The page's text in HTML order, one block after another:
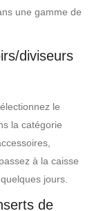
une gamme de
diviseurs
le
la catégorie
à la caisse
jours.
de